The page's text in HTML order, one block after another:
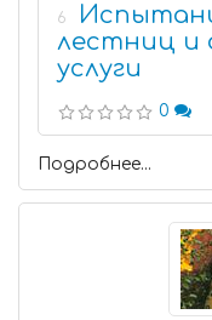
6
лестниц и
услуги
0
Подробнее...